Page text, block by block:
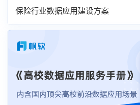
保险行业数据应用建设方案